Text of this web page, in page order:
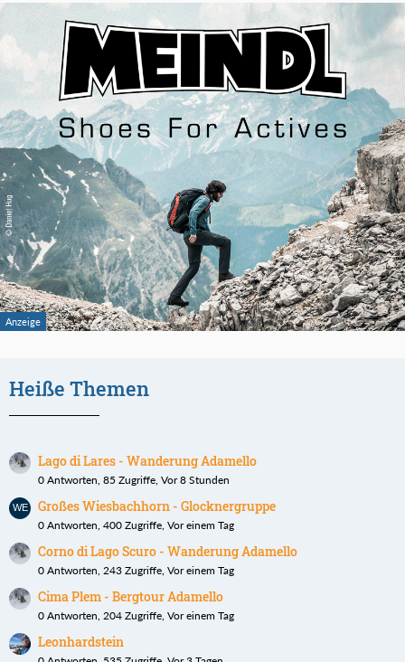
Heiße Themen
Lago di Lares - Wanderung Adamello
0 Antworten, 85 Zugriffe, Vor 8 Stunden
Großes Wiesbachhorn - Glocknergruppe
0 Antworten, 400 Zugriffe, Vor einem Tag
Corno di Lago Scuro - Wanderung Adamello
0 Antworten, 243 Zugriffe, Vor einem Tag
Cima Plem - Bergtour Adamello
0 Antworten, 204 Zugriffe, Vor einem Tag
Leonhardstein